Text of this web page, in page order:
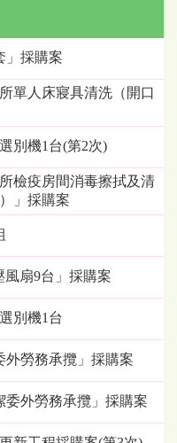
」採購案
單人床寢具清洗（開口
別機1台(第2次)
檢疫房間消毒擦拭及清
」採購案
風扇9台」採購案
別機1台
外勞務承攬」採購案
委外勞務承攬」採購案